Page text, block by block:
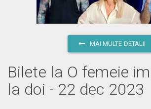
MAI MULTE DETALII
Bilete la O femeie
la doi - 22 dec 2023